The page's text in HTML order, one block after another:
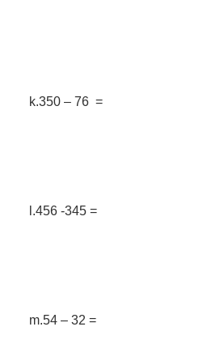
k.350 – 76 =
l.456 -345 =
m.54 – 32 =